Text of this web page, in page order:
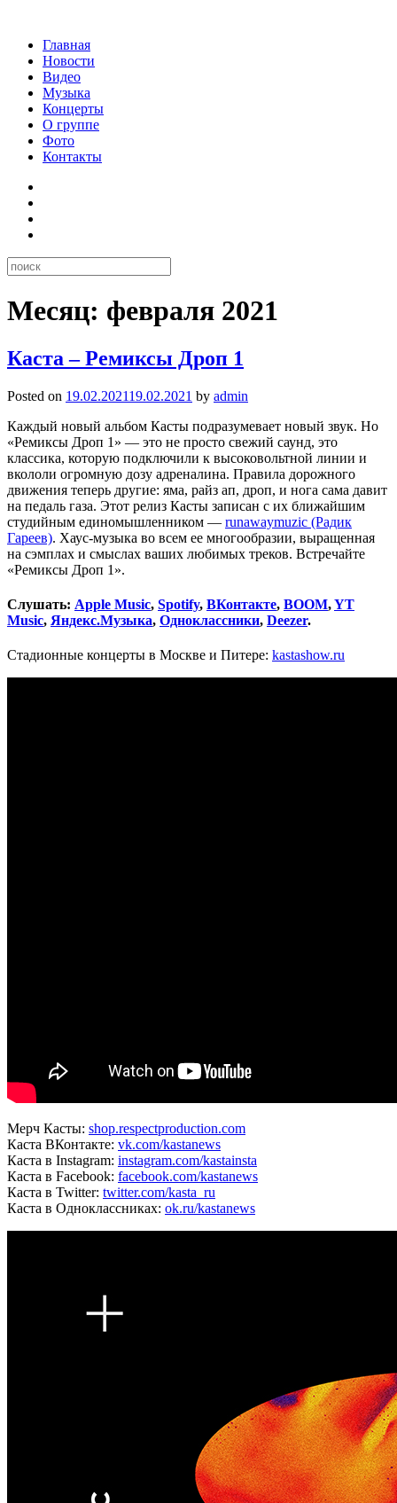
Главная
Новости
Видео
Музыка
Концерты
О группе
Фото
Контакты
Месяц: февраля 2021
Каста – Ремиксы Дроп 1
Posted on 19.02.202119.02.2021 by admin
Каждый новый альбом Касты подразумевает новый звук. Но
«Ремиксы Дроп 1» — это не просто свежий саунд, это
классика, которую подключили к высоковольтной линии и
вкололи огромную дозу адреналина. Правила дорожного
движения теперь другие: яма, райз ап, дроп, и нога сама давит
на педаль газа. Этот релиз Касты записан с их ближайшим
студийным единомышленником — runawaymuzic (Радик
Гареев). Хаус-музыка во всем ее многообразии, выращенная
на сэмплах и смыслах ваших любимых треков. Встречайте
«Ремиксы Дроп 1».
Слушать: Apple Music, Spotify, ВКонтакте, BOOM,YT
Music, Яндекс.Музыка, Одноклассники, Deezer.
Стадионные концерты в Москве и Питере: kastashow.ru
Мерч Касты: shop.respectproduction.com
Каста ВКонтакте: vk.com/kastanews
Каста в Instagram: instagram.com/kastainsta
Каста в Facebook: facebook.com/kastanews
Каста в Twitter: twitter.com/kasta_ru
Каста в Одноклассниках: ok.ru/kastanews